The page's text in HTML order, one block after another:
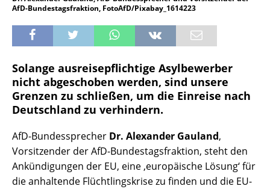
AfD-Bundestagsfraktion, FotoAfD/Pixabay_1614223
Solange ausreisepflichtige Asylbewerber
nicht abgeschoben werden, sind unsere
Grenzen zu schließen, um die Einreise nach
Deutschland zu verhindern.
AfD-Bundessprecher Dr. Alexander Gauland,
Vorsitzender der AfD-Bundestagsfraktion, steht den
Ankündigungen der EU, eine ‚europäische Lösung‘ für
die anhaltende Flüchtlingskrise zu finden und die EU-